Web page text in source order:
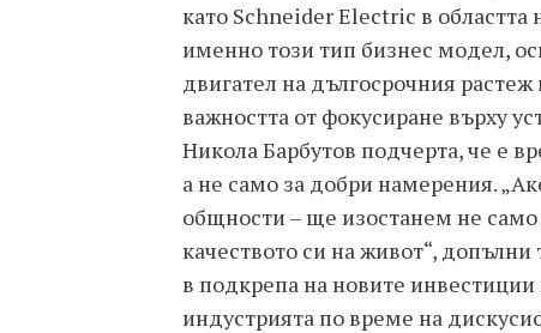
като Schneider Electric в областта
именно този тип бизнес модел,
двигател на дългосрочния
важността от фокусиране върху
Никола Барбутов подчерта, че е
а не само за добри намерения.
общности – ще изостанем не
качеството си на живот“,
в подкрепа на новите
индустрията по време на